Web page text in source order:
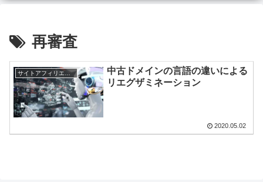
再審査
サイトアフィリエイト
中古ドメインの言語の違いによる
リエグザミネーション
2020.05.02